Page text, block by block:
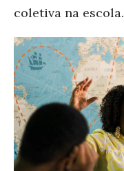
coletiva na escola.